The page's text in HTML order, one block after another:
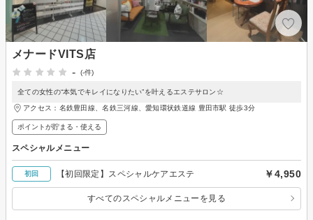
メナードVITS店
-
(-件)
全ての女性の“本気でキレイになりたい”を叶えるエステサロン☆
アクセス：名鉄豊田線、名鉄三河線、愛知環状鉄道線 豊田市駅 徒歩3分
ポイントが貯まる・使える
スペシャルメニュー
初回 【初回限定】スペシャルケアエステ ￥4,950
すべてのスペシャルメニューを見る